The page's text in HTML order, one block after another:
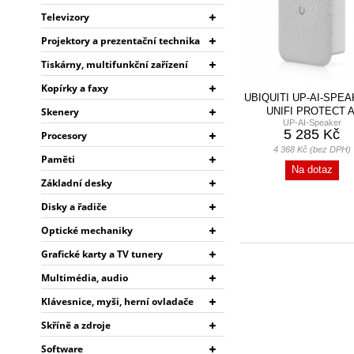
UBIQUITI UP-AI-
UNIFI PROTECT AI
SPEAKER
UP-AI-Speaker
5 285 Kč
4 368 Kč (bez DPH)
Na dotaz
Televizory
Projektory a prezentační technika
Tiskárny, multifunkční zařízení
Kopírky a faxy
Skenery
Procesory
Paměti
Základní desky
Disky a řadiče
Optické mechaniky
Grafické karty a TV tunery
Multimédia, audio
Klávesnice, myši, herní ovladače
Skříně a zdroje
Software